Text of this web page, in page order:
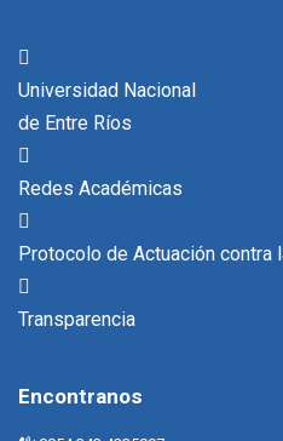
Universidad Nacional
de Entre Ríos
Redes Académicas
Protocolo de Actuación contra
Transparencia
Encontranos